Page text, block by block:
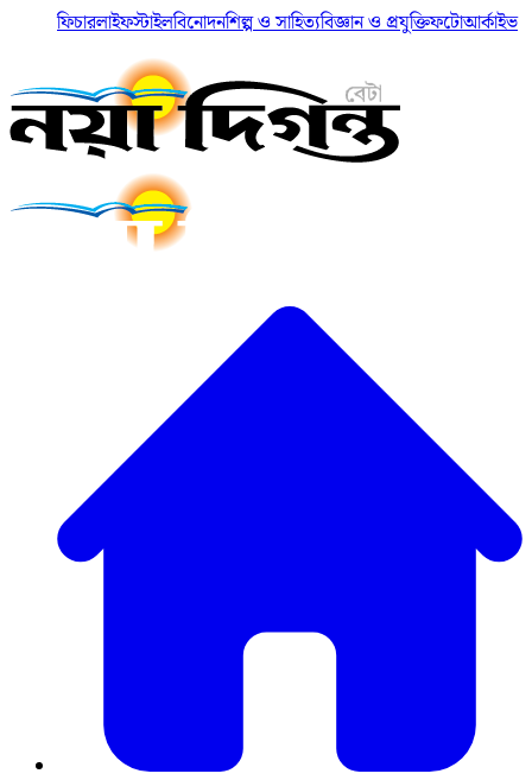
ফিচারলাইফস্টাইলবিনোদনশিল্প ও সাহিত্যবিজ্ঞান ও প্রযুক্তিফটোআর্কাইভ